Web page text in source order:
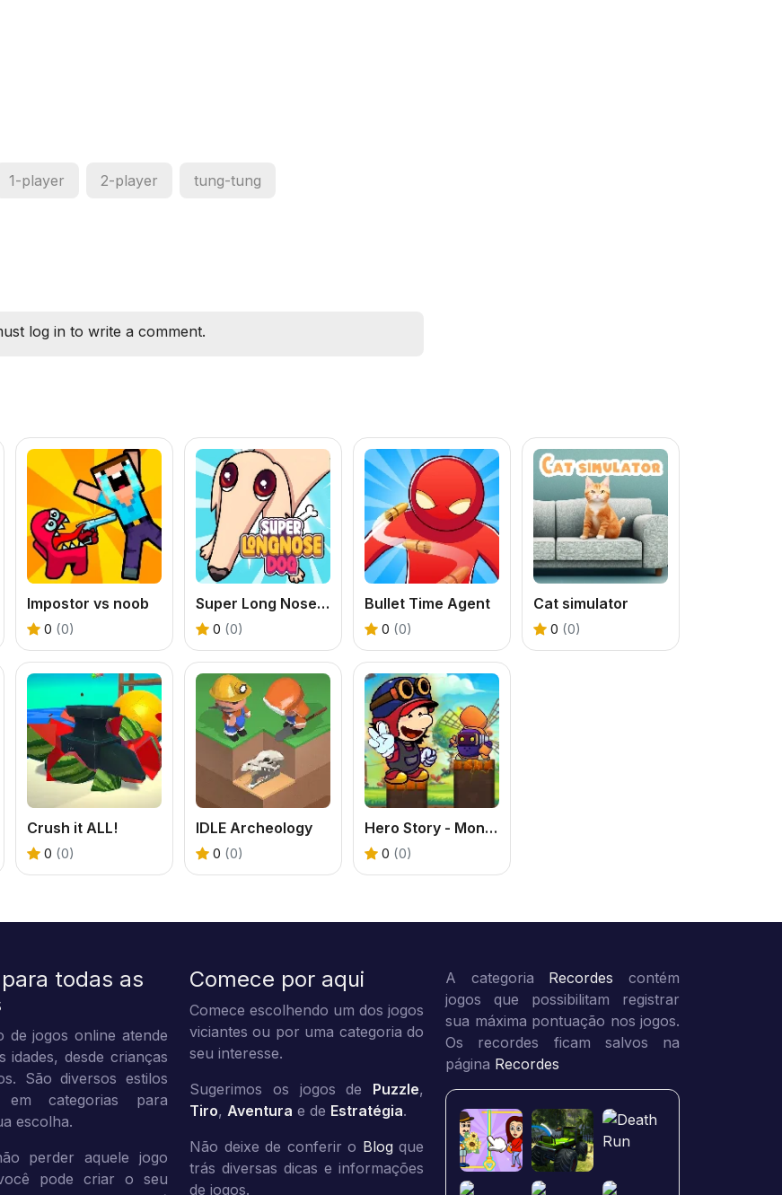
1-player 2-player tung-tung
log in to write a comment.
Impostor vs noob
0 (0)
Super Long Nose Dog
0 (0)
Bullet Time Agent
0 (0)
Cat simulator
0 (0)
Crush it ALL!
0 (0)
IDLE Archeology
0 (0)
Hero Story - Monsters Crossing
0 (0)
todas as
de jogos online atende
idades, desde crianças
São diversos estilos
em categorias para
escolha.
perder aquele jogo
pode criar o seu
Comece por aqui
Comece escolhendo um dos jogos
viciantes ou por uma categoria do
seu interesse.
Sugerimos os jogos de Puzzle,
Tiro, Aventura e de Estratégia.
Não deixe de conferir o Blog que
trás diversas dicas e informações
de jogos.
A categoria Recordes contém
jogos que possibilitam registrar
sua máxima pontuação nos jogos.
Os recordes ficam salvos na
página Recordes